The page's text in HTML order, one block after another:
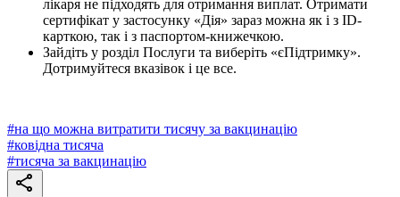
лікаря не підходять для отримання виплат. Отримати
сертифікат у застосунку «Дія» зараз можна як і з ID-
карткою, так і з паспортом-книжечкою.
Зайдіть у розділ Послуги та виберіть «єПідтримку».
Дотримуйтеся вказівок і це все.
#на що можна витратити тисячу за вакцинацію
#ковідна тисяча
#тисяча за вакцинацію